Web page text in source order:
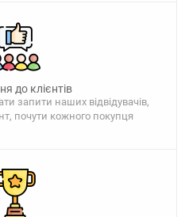
до клієнтів
запити наших відвідувачів,
почути кожного покупця